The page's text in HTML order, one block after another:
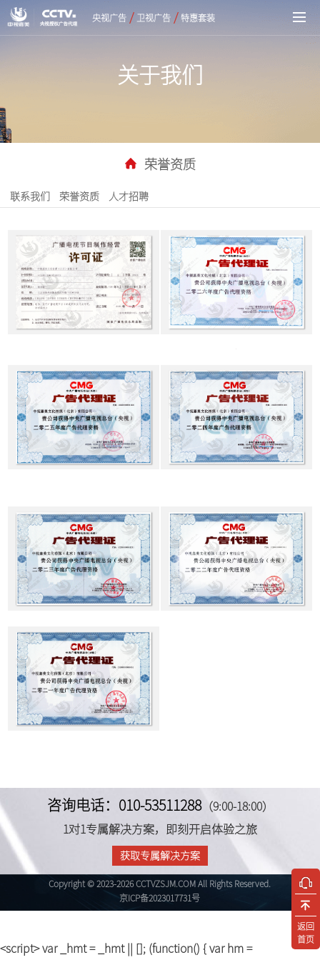
央视广告/ 卫视广告/ 特惠套装
返回
首页
关于我们
荣誉资质
联系我们 荣誉资质 人才招聘
咨询电话：010-53511288（9:00-18:00）
1对1专属解决方案，即刻开启体验之旅
获取专属解决方案
Copyright © 2023-2026 CCTVZSJM.COM All Rights Reserved.
京ICP备2023017731号
<script> var _hmt = _hmt || []; (function() { var hm =